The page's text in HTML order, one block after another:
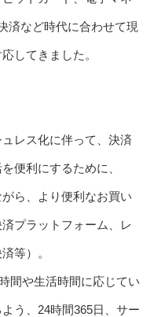
済など時代に合わせて現
してきました。
レス化に伴って、決済
便利にするために、
ら、より便利なお買い
プラットフォーム、レ
等）。
間や生活時間に応じてい
う、24時間365日、サー